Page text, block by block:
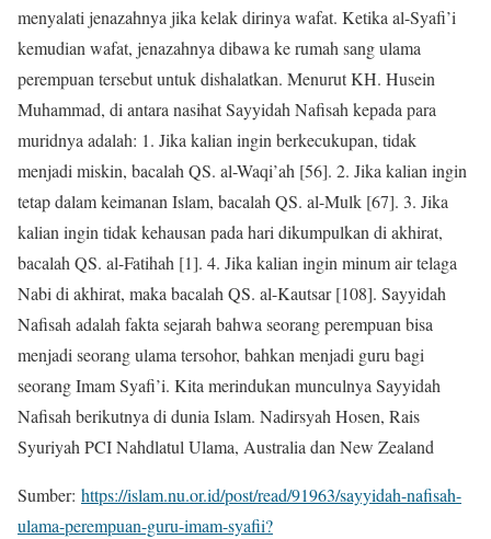
menyalati jenazahnya jika kelak dirinya wafat. Ketika al-Syafi’i
kemudian wafat, jenazahnya dibawa ke rumah sang ulama
perempuan tersebut untuk dishalatkan. Menurut KH. Husein
Muhammad, di antara nasihat Sayyidah Nafisah kepada para
muridnya adalah: 1. Jika kalian ingin berkecukupan, tidak
menjadi miskin, bacalah QS. al-Waqi’ah [56]. 2. Jika kalian ingin
tetap dalam keimanan Islam, bacalah QS. al-Mulk [67]. 3. Jika
kalian ingin tidak kehausan pada hari dikumpulkan di akhirat,
bacalah QS. al-Fatihah [1]. 4. Jika kalian ingin minum air telaga
Nabi di akhirat, maka bacalah QS. al-Kautsar [108]. Sayyidah
Nafisah adalah fakta sejarah bahwa seorang perempuan bisa
menjadi seorang ulama tersohor, bahkan menjadi guru bagi
seorang Imam Syafi’i. Kita merindukan munculnya Sayyidah
Nafisah berikutnya di dunia Islam. Nadirsyah Hosen, Rais
Syuriyah PCI Nahdlatul Ulama, Australia dan New Zealand
Sumber: https://islam.nu.or.id/post/read/91963/sayyidah-nafisah-
ulama-perempuan-guru-imam-syafii?